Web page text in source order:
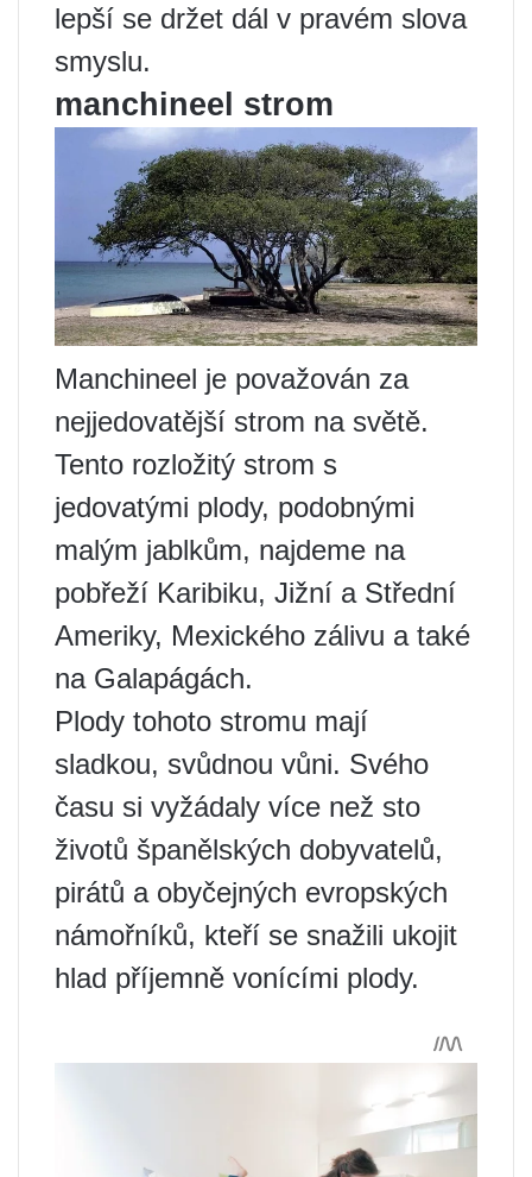
lepší se držet dál v pravém slova
smyslu.
manchineel strom
Manchineel je považován za
nejjedovatější strom na světě.
Tento rozložitý strom s
jedovatými plody, podobnými
malým jablkům, najdeme na
pobřeží Karibiku, Jižní a Střední
Ameriky, Mexického zálivu a také
na Galapágách.
Plody tohoto stromu mají
sladkou, svůdnou vůni. Svého
času si vyžádaly více než sto
životů španělských dobyvatelů,
pirátů a obyčejných evropských
námořníků, kteří se snažili ukojit
hlad příjemně vonícími plody.